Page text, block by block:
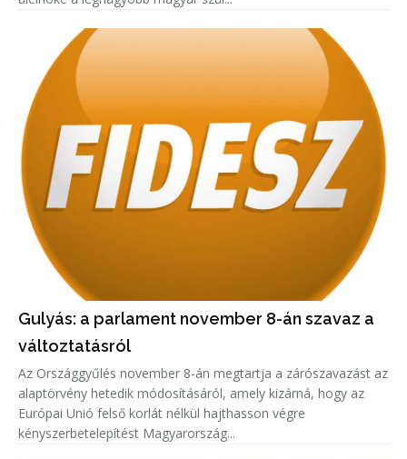
Gulyás: a parlament november 8-án szavaz a
változtatásról
Az Országgyűlés november 8-án megtartja a zárószavazást az
alaptörvény hetedik módosításáról, amely kizárná, hogy az
Európai Unió felső korlát nélkül hajthasson végre
kényszerbetelepítést Magyarország...